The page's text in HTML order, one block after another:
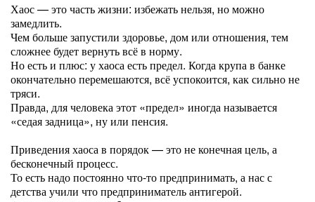
Хаос — это часть жизни: избежать нельзя, но можно
замедлить.
Чем больше запустили здоровье, дом или отношения, тем
сложнее будет вернуть всё в норму.
Но есть и плюс: у хаоса есть предел. Когда крупа в банке
окончательно перемешаются, всё успокоится, как сильно не
тряси.
Правда, для человека этот «предел» иногда называется
«седая задница», ну или пенсия.
Приведения хаоса в порядок — это не конечная цель, а
бесконечный процесс.
То есть надо постоянно что-то предпринимать, а нас с
детства учили что предприниматель антигерой.